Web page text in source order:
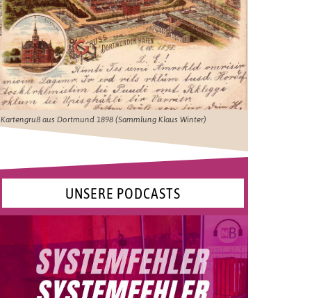
Kartengruß aus Dortmund 1898 (Sammlung Klaus Winter)
UNSERE PODCASTS